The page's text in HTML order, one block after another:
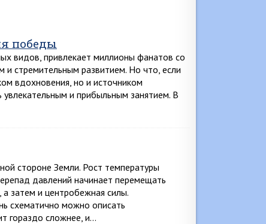
победы
видов, привлекает миллионы фанатов со
и стремительным развитием. Но что, если
вдохновения, но и источником
и прибыльным занятием. В
стороне Земли. Рост температуры
давлений начинает перемещать
затем и центробежная силы.
схематично можно описать
гораздо сложнее, и…